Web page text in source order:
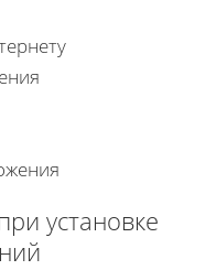
установке